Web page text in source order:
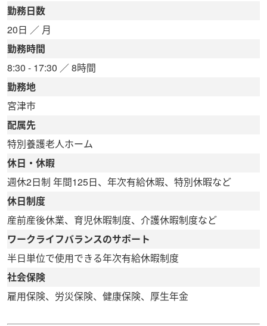
勤務日数
20日 ／ 月
勤務時間
8:30 - 17:30 ／ 8時間
勤務地
宮津市
配属先
特別養護老人ホーム
休日・休暇
週休2日制 年間125日、年次有給休暇、特別休暇など
休日制度
産前産後休業、育児休暇制度、介護休暇制度など
ワークライフバランスのサポート
半日単位で使用できる年次有給休暇制度
社会保険
雇用保険、労災保険、健康保険、厚生年金